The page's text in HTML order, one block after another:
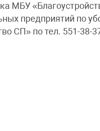
МБУ
предприятий по
СП» по тел. 551-38-